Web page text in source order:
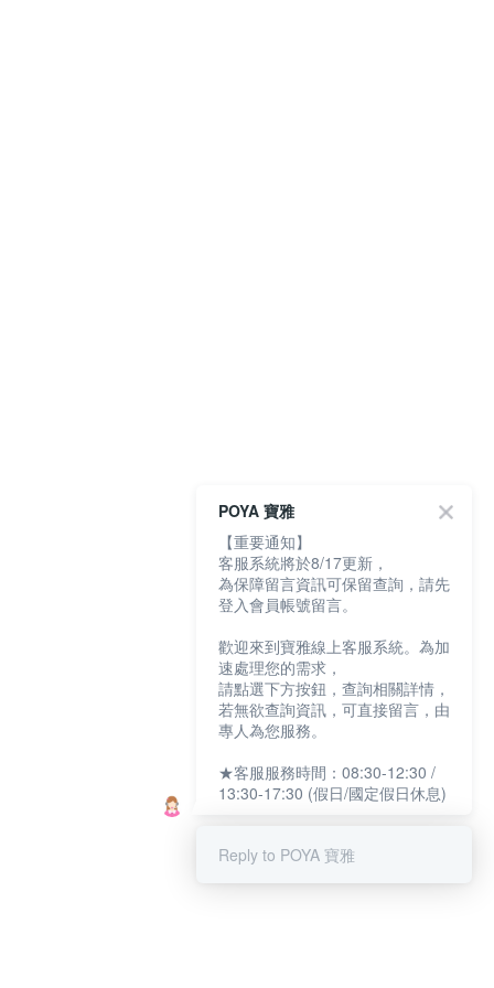
POYA 寶雅
【重要通知】
客服系統將於8/17更新，
為保障留言資訊可保留查詢，請先
登入會員帳號留言。
歡迎來到寶雅線上客服系統。為加
速處理您的需求，
請點選下方按鈕，查詢相關詳情，
若無欲查詢資訊，可直接留言，由
專人為您服務。
★客服服務時間：08:30-12:30 /
13:30-17:30 (假日/國定假日休息)
Reply to POYA 寶雅